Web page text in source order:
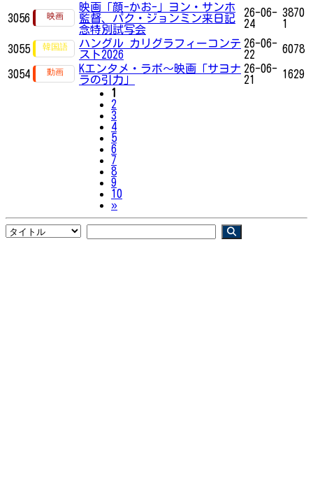
3056
映画「顔-かお-」ヨン・サンホ
監督、パク・ジョンミン来日記
念特別試写会
26-06-
24
3870
1
3055
ハングル カリグラフィーコンテ
スト2026
26-06-
22
6078
3054
Kエンタメ・ラボ～映画「サヨナ
ラの引力」
26-06-
21
1629
1
2
3
4
5
6
7
8
9
10
»Next